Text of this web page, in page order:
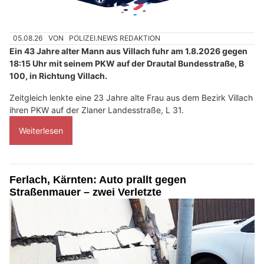
05.08.26 VON POLIZEI.NEWS REDAKTION
Ein 43 Jahre alter Mann aus Villach fuhr am 1.8.2026 gegen
18:15 Uhr mit seinem PKW auf der Drautal Bundesstraße, B
100, in Richtung Villach.
Zeitgleich lenkte eine 23 Jahre alte Frau aus dem Bezirk Villach
ihren PKW auf der Zlaner Landesstraße, L 31.
Weiterlesen
Ferlach, Kärnten: Auto prallt gegen
Straßenmauer – zwei Verletzte